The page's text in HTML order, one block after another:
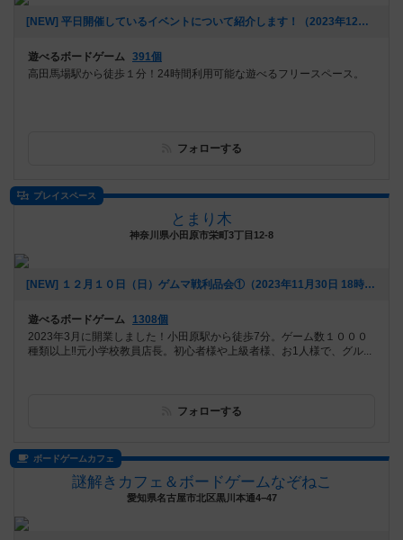
[NEW] 平日開催しているイベントについて紹介します！（2023年12月07日 17時20分）
遊べるボードゲーム 391個
高田馬場駅から徒歩１分！24時間利用可能な遊べるフリースペース。
フォローする
プレイスペース
とまり木
神奈川県小田原市栄町3丁目12-8
[NEW] １２月１０日（日）ゲムマ戦利品会①（2023年11月30日 18時05分）
遊べるボードゲーム
1308個
2023年3月に開業しました！小田原駅から徒歩7分。ゲーム数１０００
種類以上‼️元小学校教員店長。初心者様や上級者様、お1人様で、グル...
フォローする
ボードゲームカフェ
謎解きカフェ＆ボードゲームなぞねこ
愛知県名古屋市北区黒川本通4−47